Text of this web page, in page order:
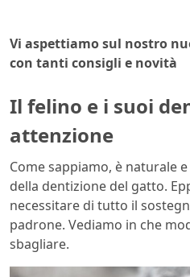
Vi aspettiamo sul nostro
con tanti consigli e novità
Il felino e i suoi
attenzione
Come sappiamo, è naturale
della dentizione del gatto.
necessitare di tutto il
padrone. Vediamo in che
sbagliare.